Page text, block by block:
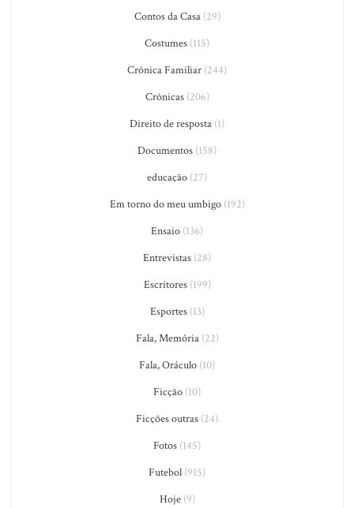
Contos da Casa(29)
Costumes (115)
Crônica Familiar (244)
Crônicas(206)
Direito de resposta (1)
Documentos (158)
educação (27)
Em torno do meu umbigo(192)
Ensaio (136)
Entrevistas (28)
Escritores(199)
Esportes(13)
Fala, Memória(22)
Fala, Oráculo (10)
Ficção (10)
Ficções outras (24)
Fotos (145)
Futebol (915)
Hoje(9)